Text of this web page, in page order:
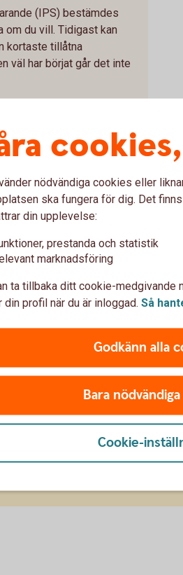
(IPS) bestämdes
om du vill. Tidigast kan
kortaste tillåtna
väl har börjat går det inte
pension?
dig genom att gå i genom
ta ut din pension.
nödvändiga cookies eller
ska fungera för dig. Det
din upplevelse:
prestanda och statistik
marknadsföring
ta tillbaka ditt cookie-medgivande
din profil när du är inloggad. Så
Godkänn alla
Bara
Cookie-